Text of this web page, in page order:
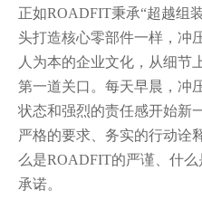
正如ROADFIT秉承“超越组
头打造核心零部件一样，冲
人为本的企业文化，从细节
第一道关口。每天早晨，冲
状态和强烈的责任感开始新
严格的要求、务实的行动诠
么是ROADFIT的严谨、什
承诺。